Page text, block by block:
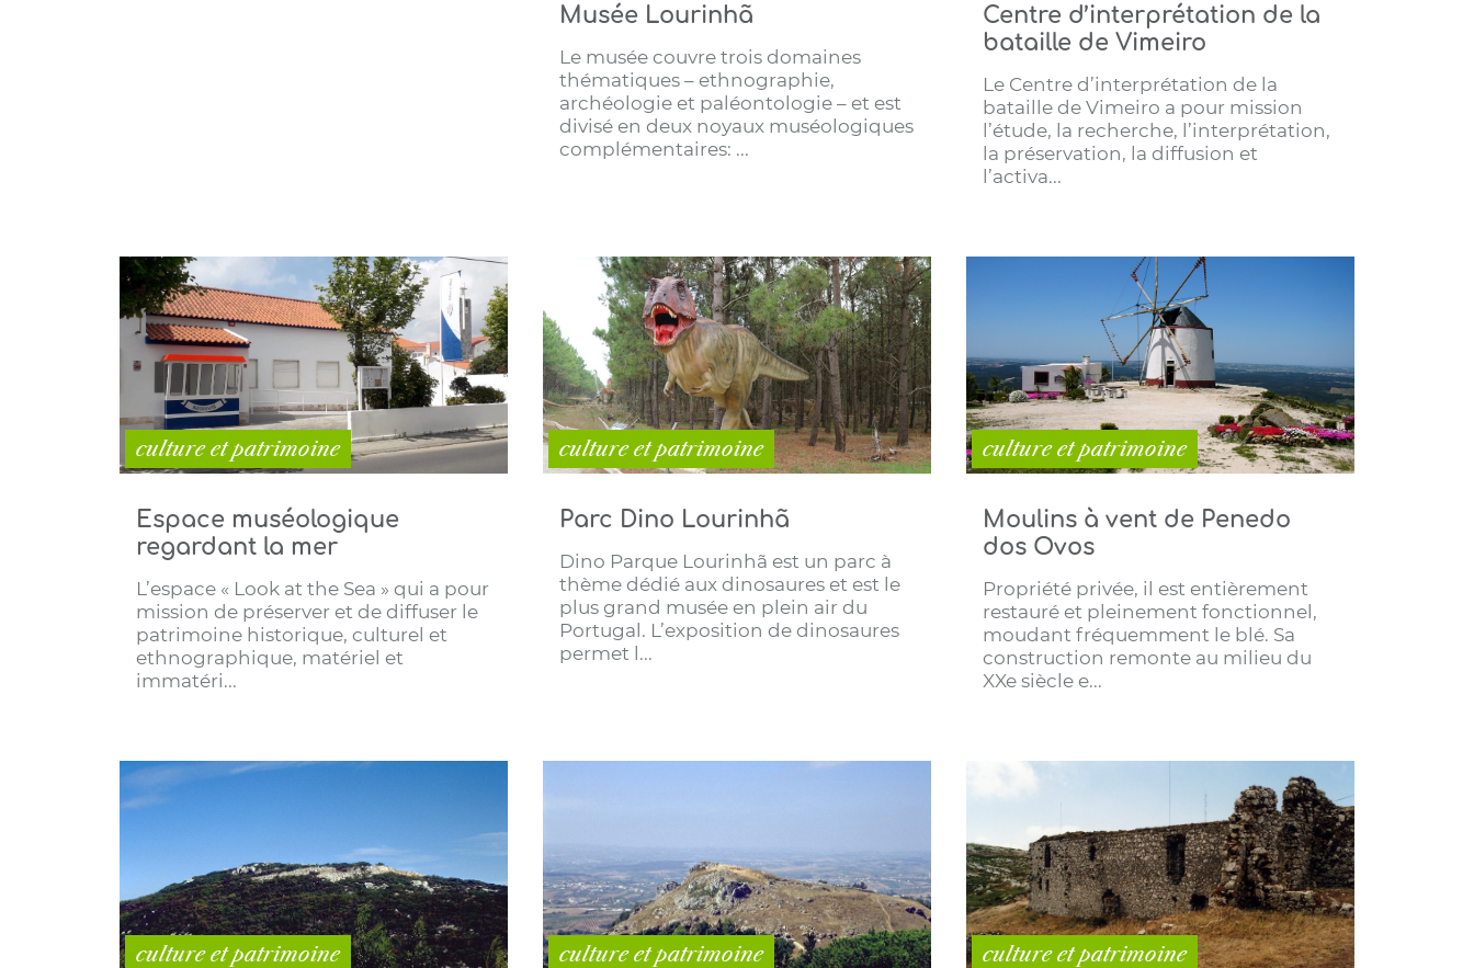
Musée Lourinhã
Le musée couvre trois domaines
thématiques – ethnographie,
archéologie et paléontologie – et est
divisé en deux noyaux muséologiques
complémentaires: ...
Centre d’interprétation de la
bataille de Vimeiro
Le Centre d’interprétation de la
bataille de Vimeiro a pour mission
l’étude, la recherche, l’interprétation,
la préservation, la diffusion et
l’activa...
culture et patrimoine
Espace muséologique
regardant la mer
L’espace « Look at the Sea » qui a pour
mission de préserver et de diffuser le
patrimoine historique, culturel et
ethnographique, matériel et
immatéri...
culture et patrimoine
Parc Dino Lourinhã
Dino Parque Lourinhã est un parc à
thème dédié aux dinosaures et est le
plus grand musée en plein air du
Portugal. L’exposition de dinosaures
permet l...
culture et patrimoine
Moulins à vent de Penedo
dos Ovos
Propriété privée, il est entièrement
restauré et pleinement fonctionnel,
moudant fréquemment le blé. Sa
construction remonte au milieu du
XXe siècle e...
culture et patrimoine culture et patrimoine culture et patrimoine